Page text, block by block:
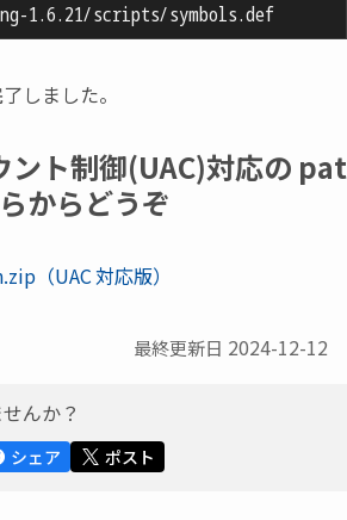
しました。
ント制御(UAC)対応の pat
からどうぞ
（UAC対応版）
最終更新日 2024-12-12
んか？
シェア ポスト